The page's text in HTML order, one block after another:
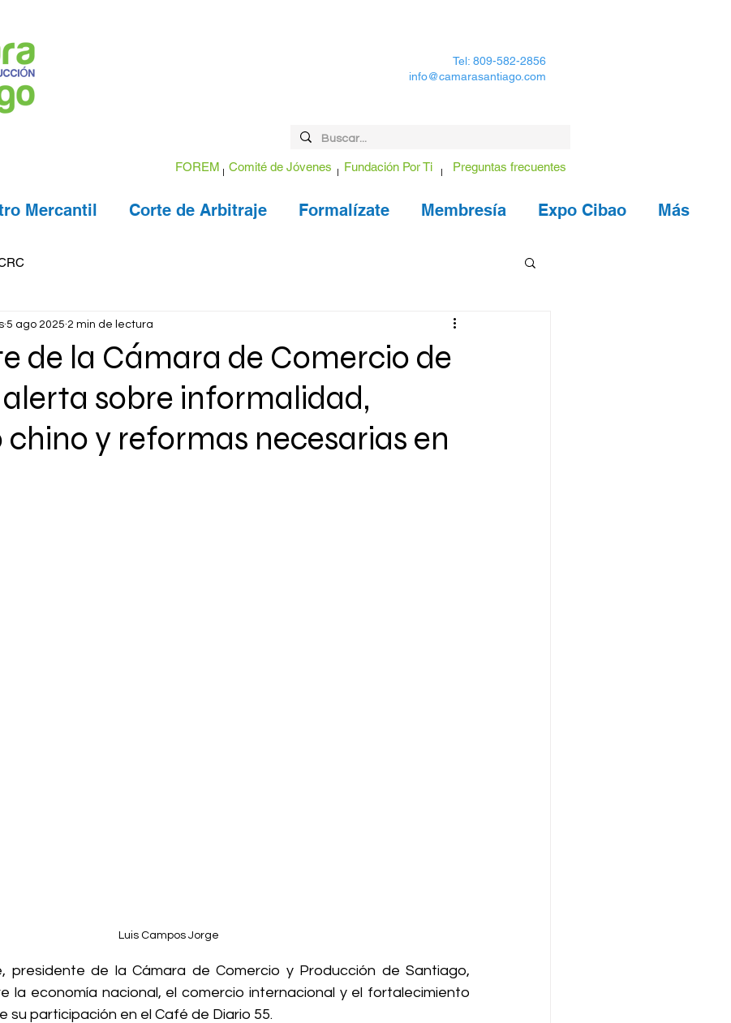
Tel: 809-582-2856
info@camarasantiago.com
FOREM Comité de Jóvenes Fundación Por Ti Preguntas frecuentes
Mercantil Corte de Arbitraje Formalízate Membresía Expo Cibao Más
de la Cámara de Comercio de
sobre informalidad,
y reformas necesarias en
5 ago 2025 2 min de lectura
Luis Campos Jorge
presidente de la Cámara de Comercio y Producción de Santiago,
la economía nacional, el comercio internacional y el fortalecimiento
su participación en el Café de Diario 55.